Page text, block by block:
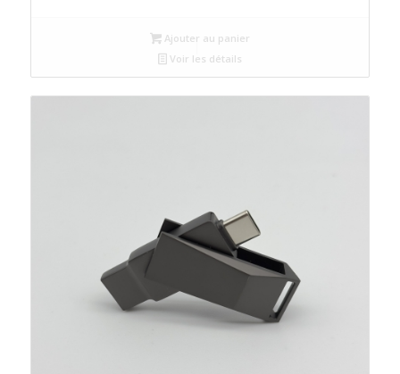
Ajouter au panier
Voir les détails